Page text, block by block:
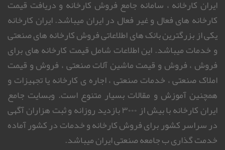
ایران کارخانه ، سامانه جامع فروش کارخانه و دریافت قیمت
کارخانه های فعال و غیر فعال در ایران میباشد. ایران کارخانه
یکی از بزرگترین بانک های اطلاعاتی فروش کارخانه های صنعتی
و خدمات میباشد. این اطلاعات شامل قیمت کارخانه های برای
فروش ، فروش و قیمت ماشین آلات صنعتی ، فروش و قیمت
املاک صنعتی ، خدمات صنعتی ، اجاره ی کارخانه یا تجهیزات و
همچنین آموزش و مقالات بسیار متنوع است. وبسایت جامع
ایران کارخانه با بیش از ۳۰۰۰ بازدید روزانه و ثبت هزاران آگهی
در سراسر کشور برای فروش کارخانه و خدمات در کشور آماده
خدمت گذاری ب جامعه صنعتی ایران میباشد.